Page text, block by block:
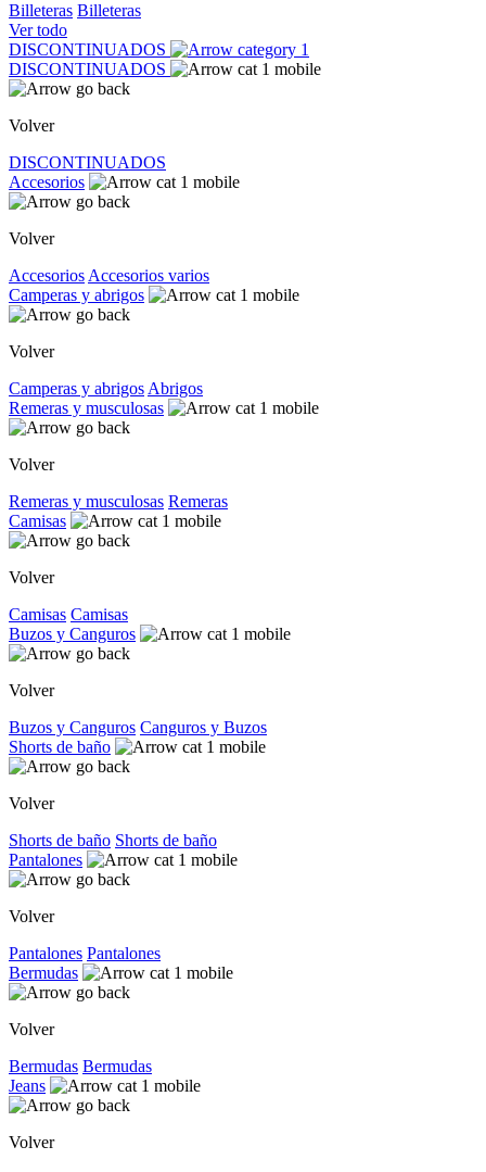
Billeteras Billeteras
Ver todo
DISCONTINUADOS
DISCONTINUADOS
Volver
DISCONTINUADOS
Accesorios
Volver
Accesorios Accesorios varios
Camperas y abrigos
Volver
Camperas y abrigos Abrigos
Remeras y musculosas
Volver
Remeras y musculosas Remeras
Camisas
Volver
Camisas Camisas
Buzos y Canguros
Volver
Buzos y Canguros Canguros y Buzos
Shorts de baño
Volver
Shorts de baño Shorts de baño
Pantalones
Volver
Pantalones Pantalones
Bermudas
Volver
Bermudas Bermudas
Jeans
Volver